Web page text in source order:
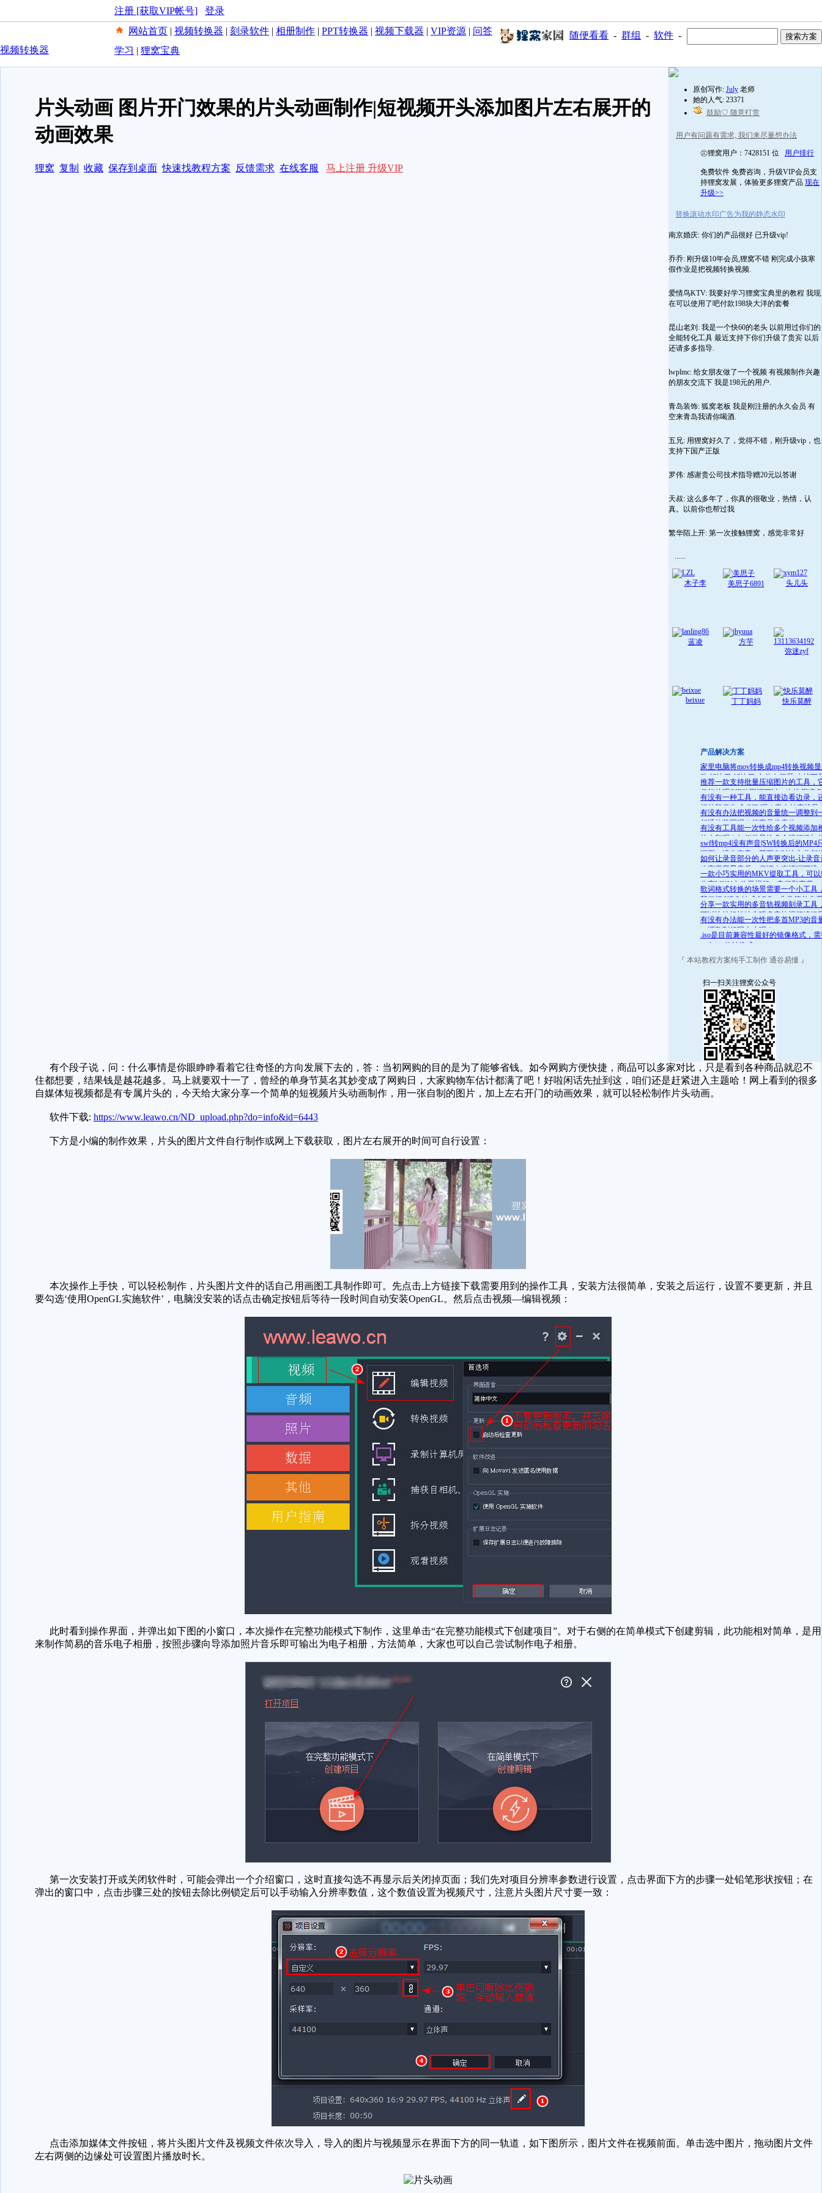
注册 [获取VIP帐号]
登录
网站首页 | 视频转换器 | 刻录软件 | 相册制作 | PPT转换器 | 视频下载器 | VIP资源 | 问答
学习 | 狸窝宝典
随便看看 - 群组 - 软件 -
视频转换器
原创写作: July 老师
她的人气: 23371
鼓励♡ 随意打赏
用户有问题有需求, 我们来尽量想办法
㊣狸窝用户：7428151 位 用户排行
免费软件 免费咨询，升级VIP会员支
持狸窝发展，体验更多狸窝产品 现在
升级>>
替换滚动水印广告为我的静态水印
南京婚庆: 你们的产品很好 已升级vip!
乔乔: 刚升级10年会员,狸窝不错 刚完成小孩寒
假作业是把视频转换视频.
爱情鸟KTV: 我要好学习狸窝宝典里的教程 我现
在可以使用了吧付款198块大洋的套餐
昆山老刘: 我是一个快60的老头 以前用过你们的
全能转化工具 最近支持下你们升级了贵宾 以后
还请多多指导.
lwplmc: 给女朋友做了一个视频 有视频制作兴趣
的朋友交流下 我是198元的用户.
青岛装饰: 狐窝老板 我是刚注册的永久会员 有
空来青岛我请你喝酒.
五兄: 用狸窝好久了，觉得不错，刚升级vip，也
支持下国产正版
罗伟: 感谢贵公司技术指导赠20元以答谢
天叔: 这么多年了，你真的很敬业，热情，认
真。以前你也帮过我
繁华陌上开: 第一次接触狸窝，感觉非常好
......
木子李 美思子6891 头儿头
蓝凌
方芋
弥迷zyf
beixue 丁丁妈妈 快乐莫醉
产品解决方案
家里电脑将mov转换成mp4转换视频
败 解决了:解决了 文件名问题 去掉下
就可
推荐一款支持批量压缩图片的工具，
仅能处理GIF动图还可以一次性压缩
件
有没有一种工具，能直接边看边录，
把片段保存成 GIF 呢？它支持直接导
GIF 格式，
有没有办法把视频的音量统一调整到
舒适的范围呢？答案是肯定的
有没有工具能一次性给多个视频添加
的水印呢？如何批量给多个视频添加
的水印
swf转mp4没有声音|SW转换后的MP4
画面，没有声音，甚至有时连文件都
开
如何让录音部分的人声更突出-让录音
略高于背景音乐，保证人声清晰可辨
一款小巧实用的MKV提取工具，可
分离MKV文件里视频、音频和字幕
歌词格式转换的场景需要一个小工具
我们把 KRC 转成 LRC，非常简单实
分享一款实用的多音轨视频刻录工具
可以比较轻松地实现多音轨视频编辑
录
有没有办法能一次性把多首MP3的音
一调整到相同大小呢？
.iso是目前兼容性最好的镜像格式，
.mds/.mdf 转换成 .iso
『 本站教程方案纯手工制作 通谷易懂 』
扫一扫关注狸窝公众号
片头动画 图片开门效果的片头动画制作|短视频开头添加图片左右展开的
动画效果
狸窝 复制 收藏 保存到桌面 快速找教程方案 反馈需求 在线客服 马上注册 升级VIP
有个段子说，问：什么事情是你眼睁睁看着它往奇怪的方向发展下去的，答：当初网购的目的是为了能够省钱。如今网购方便快捷，商品可以多家对比，只是看到各种商品就忍不
住都想要，结果钱是越花越多。马上就要双十一了，曾经的单身节莫名其妙变成了网购日，大家购物车估计都满了吧！好啦闲话先扯到这，咱们还是赶紧进入主题哈！网上看到的很多
自媒体短视频都是有专属片头的，今天给大家分享一个简单的短视频片头动画制作，用一张自制的图片，加上左右开门的动画效果，就可以轻松制作片头动画。
软件下载: https://www.leawo.cn/ND_upload.php?do=info&id=6443
下方是小编的制作效果，片头的图片文件自行制作或网上下载获取，图片左右展开的时间可自行设置：
本次操作上手快，可以轻松制作，片头图片文件的话自己用画图工具制作即可。先点击上方链接下载需要用到的操作工具，安装方法很简单，安装之后运行，设置不要更新，并且
要勾选‘使用OpenGL实施软件’，电脑没安装的话点击确定按钮后等待一段时间自动安装OpenGL。然后点击视频—编辑视频：
此时看到操作界面，并弹出如下图的小窗口，本次操作在完整功能模式下制作，这里单击“在完整功能模式下创建项目”。对于右侧的在简单模式下创建剪辑，此功能相对简单，是用
来制作简易的音乐电子相册，按照步骤向导添加照片音乐即可输出为电子相册，方法简单，大家也可以自己尝试制作电子相册。
第一次安装打开或关闭软件时，可能会弹出一个介绍窗口，这时直接勾选不再显示后关闭掉页面；我们先对项目分辨率参数进行设置，点击界面下方的步骤一处铅笔形状按钮；在
弹出的窗口中，点击步骤三处的按钮去除比例锁定后可以手动输入分辨率数值，这个数值设置为视频尺寸，注意片头图片尺寸要一致：
点击添加媒体文件按钮，将片头图片文件及视频文件依次导入，导入的图片与视频显示在界面下方的同一轨道，如下图所示，图片文件在视频前面。单击选中图片，拖动图片文件
左右两侧的边缘处可设置图片播放时长。